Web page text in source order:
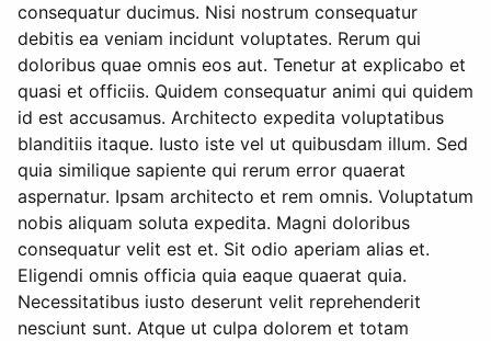
consequatur ducimus. Nisi nostrum consequatur
debitis ea veniam incidunt voluptates. Rerum qui
doloribus quae omnis eos aut. Tenetur at explicabo et
quasi et officiis. Quidem consequatur animi qui quidem
id est accusamus. Architecto expedita voluptatibus
blanditiis itaque. Iusto iste vel ut quibusdam illum. Sed
quia similique sapiente qui rerum error quaerat
aspernatur. Ipsam architecto et rem omnis. Voluptatum
nobis aliquam soluta expedita. Magni doloribus
consequatur velit est et. Sit odio aperiam alias et.
Eligendi omnis officia quia eaque quaerat quia.
Necessitatibus iusto deserunt velit reprehenderit
nesciunt sunt. Atque ut culpa dolorem et totam